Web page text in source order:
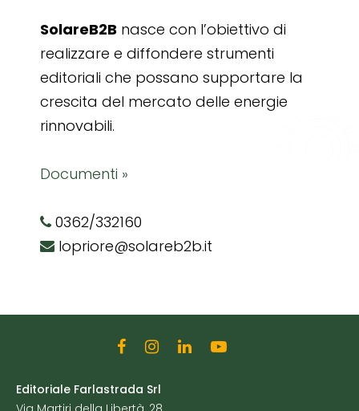
SolareB2B nasce con l’obiettivo di
realizzare e diffondere strumenti
editoriali che possano supportare la
crescita del mercato delle energie
rinnovabili.
Documenti »
0362/332160
lopriore@solareb2b.it
Editoriale Farlastrada Srl